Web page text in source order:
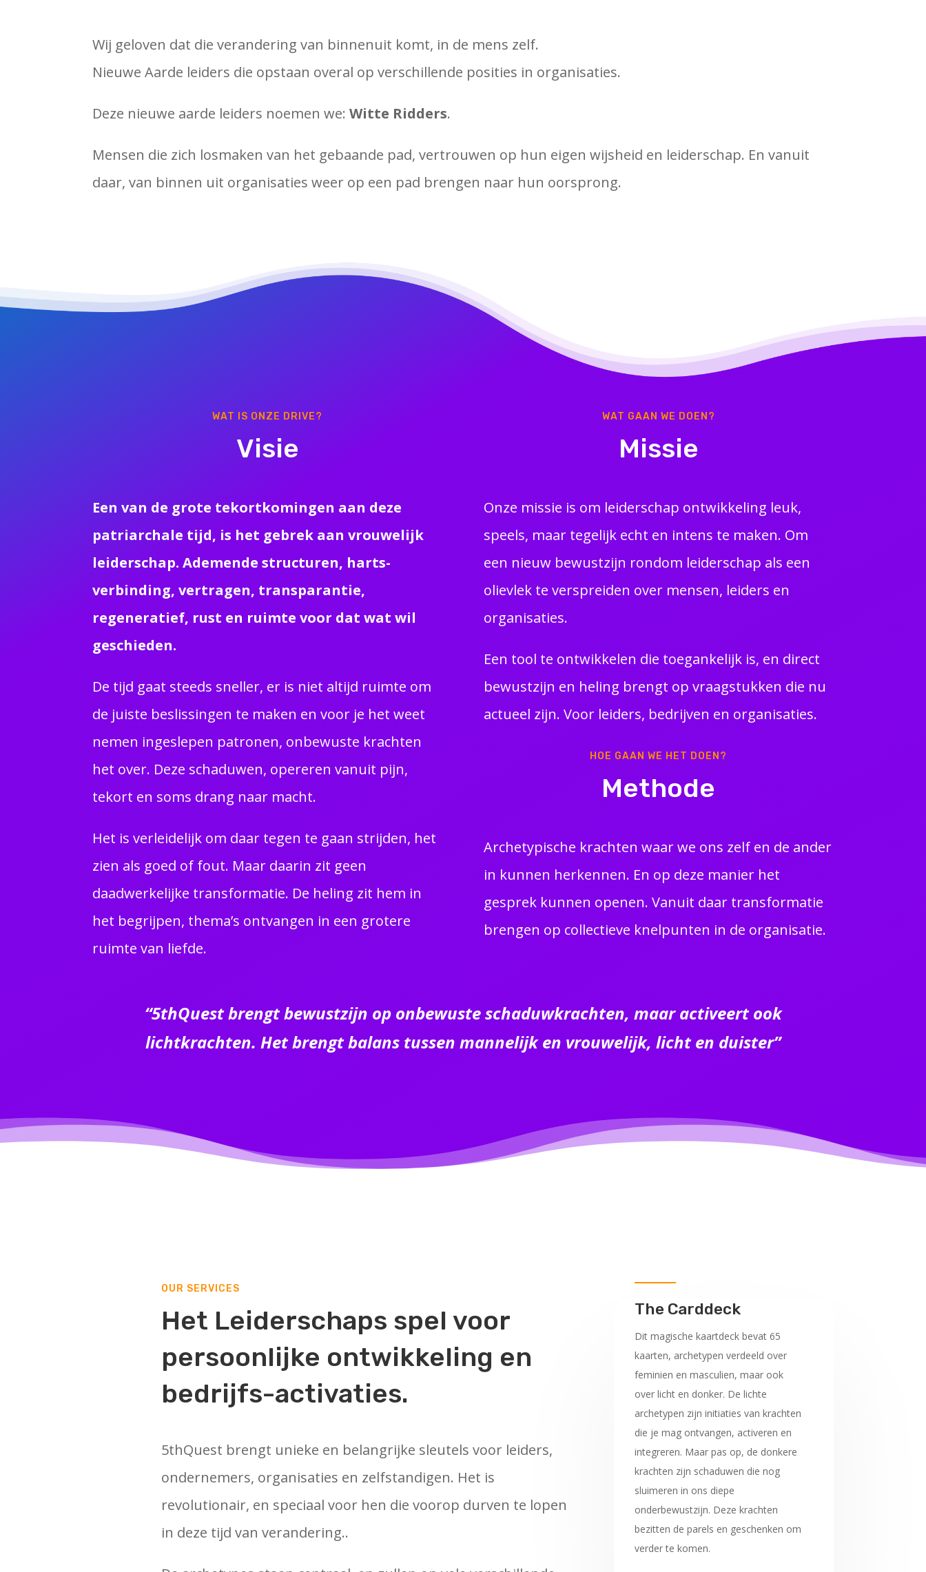
Wij geloven dat die verandering van binnenuit komt, in de mens zelf.
Nieuwe Aarde leiders die opstaan overal op verschillende posities in organisaties.
Deze nieuwe aarde leiders noemen we:Witte Ridders.
Mensen die zich losmaken van het gebaande pad, vertrouwen op hun eigen wijsheid en leiderschap. En vanuit
daar, van binnen uit organisaties weer op een pad brengen naar hun oorsprong.
WAT IS ONZE DRIVE?
Visie
Een van de grote tekortkomingen aan deze
patriarchale tijd, is het gebrek aan vrouwelijk
leiderschap. Ademende structuren, harts-
verbinding, vertragen, transparantie,
regeneratief, rust en ruimte voor dat wat wil
geschieden.
De tijd gaat steeds sneller, er is niet altijd ruimte om
de juiste beslissingen te maken en voor je het weet
nemen ingeslepen patronen, onbewuste krachten
het over. Deze schaduwen, opereren vanuit pijn,
tekort en soms drang naar macht.
Het is verleidelijk om daar tegen te gaan strijden, het
zien als goed of fout. Maar daarin zit geen
daadwerkelijke transformatie. De heling zit hem in
het begrijpen, thema’s ontvangen in een grotere
ruimte van liefde.
WAT GAAN WE DOEN?
Missie
Onze missie is om leiderschap ontwikkeling leuk,
speels, maar tegelijk echt en intens te maken. Om
een nieuw bewustzijn rondom leiderschap als een
olievlek te verspreiden over mensen, leiders en
organisaties.
Een tool te ontwikkelen die toegankelijk is, en direct
bewustzijn en heling brengt op vraagstukken die nu
actueel zijn. Voor leiders, bedrijven en organisaties.
HOE GAAN WE HET DOEN?
Methode
Archetypische krachten waar we ons zelf en de ander
in kunnen herkennen. En op deze manier het
gesprek kunnen openen. Vanuit daar transformatie
brengen op collectieve knelpunten in de organisatie.
“5thQuest brengt bewustzijn op onbewuste schaduwkrachten, maar activeert ook
lichtkrachten. Het brengt balans tussen mannelijk en vrouwelijk, licht en duister”
OUR SERVICES
Het Leiderschaps spel voor
persoonlijke ontwikkeling en
bedrijfs-activaties.
5thQuest brengt unieke en belangrijke sleutels voor leiders,
ondernemers, organisaties en zelfstandigen. Het is
revolutionair, en speciaal voor hen die voorop durven te lopen
in deze tijd van verandering..
The Carddeck
Dit magische kaartdeck bevat 65
kaarten, archetypen verdeeld over
feminien en masculien, maar ook
over licht en donker. De lichte
archetypen zijn initiaties van krachten
die je mag ontvangen, activeren en
integreren. Maar pas op, de donkere
krachten zijn schaduwen die nog
sluimeren in ons diepe
onderbewustzijn. Deze krachten
bezitten de parels en geschenken om
verder te komen.